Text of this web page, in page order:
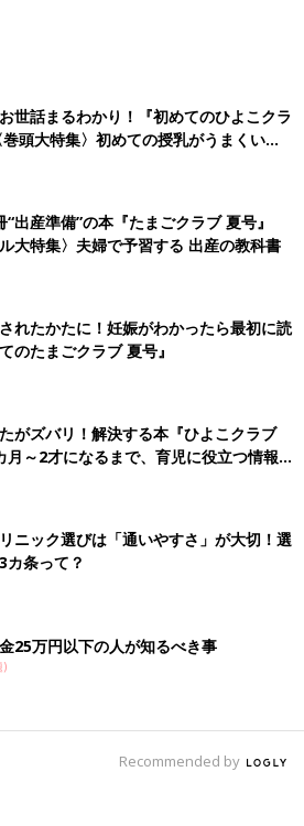
る卵管が詰まっていないか、原則、低
ら細い管で造影剤（ヨード）を入れ、
管閉塞などを調べる。X線被ばくやヨ
デメリットも。
、AMH（抗ミュラー管ホルモン）の
がどれぐらい残っているか調べます。
は関連性がないため、AMH値が非常
があります。
イミングで性交をし、所定時間以内に
を採取、精子の数や運動状態を調べま
とくに男性側に精神的ストレスがかか
師もいます。
癒着、機能性不妊などと診断された場
な穴を数カ所か開け、内視鏡（腹腔鏡
れ、卵管・卵巣・子宮の状態を調べま
で患部の治療をすることもあります。
る卵胞期に検査をし、ポリープ、子宮
べます。子宮に内視鏡を入れ、子宮内
プや筋腫が見つかれば切除します。小
る場合もあります。
世話まるわかり！『初めてのひよこクラ
頭大特集〉初めての授乳がうまくい
・ミルクの基本と夏のトラブル 解決テ
“出産準備”の本『たまごクラブ 夏号』
ル大特集〉夫婦で予習する 出産の教科書
れたかたに！妊娠がわかったら最初に読
のたまごクラブ 夏号』
がズバリ！解決する本『ひよこクラブ
～2才になるまで、育児に役立つ情報が
ニック選びは「通いやすさ」が大切！選
カ条って？
25万円以下の人が知るべき事
)
Recommended by